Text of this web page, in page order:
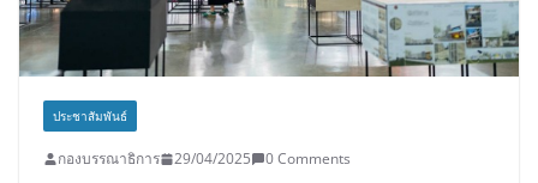
ประชาสัมพันธ์
กองบรรณาธิการ 29/04/2025 0 Comments